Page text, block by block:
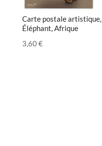
Carte postale artistique,
Éléphant, Afrique
3,60€